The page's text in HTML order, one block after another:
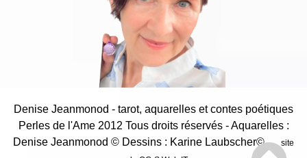
Denise Jeanmonod - tarot, aquarelles et contes poétiques
Perles de l'Ame 2012 Tous droits réservés - Aquarelles :
Denise Jeanmonod © Dessins : Karine Laubscher©
site